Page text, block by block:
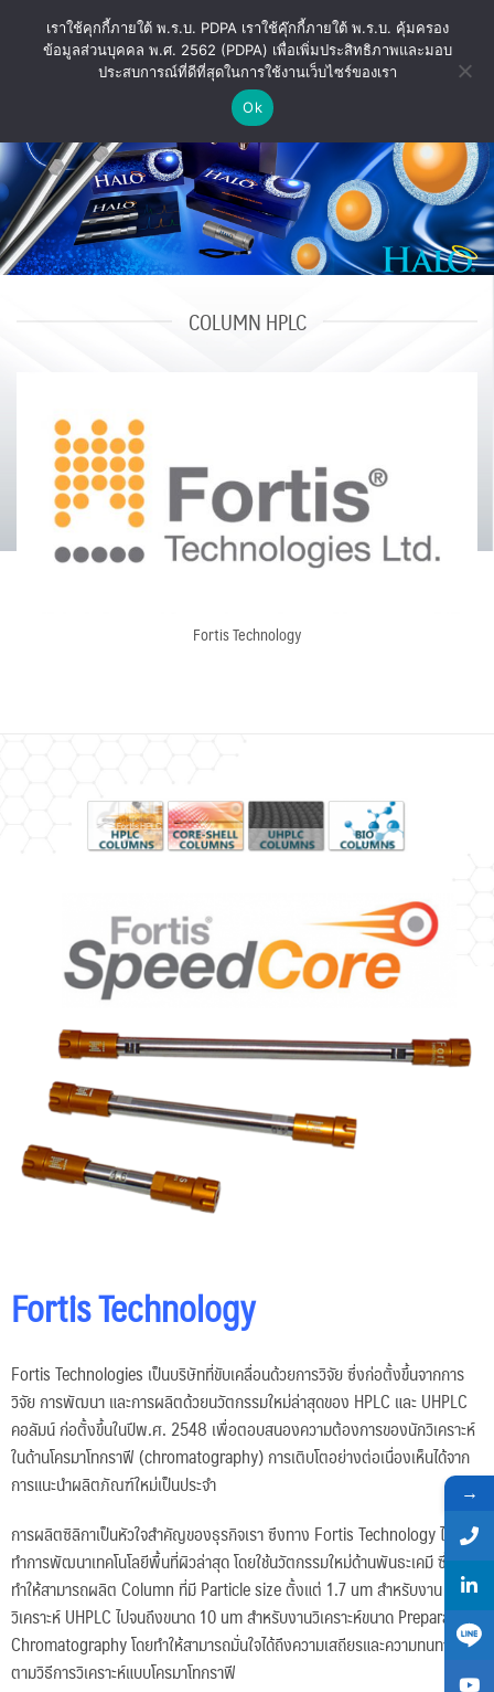
COLUMN HPLC
Fortis Technology
Fortis Technology
Fortis Technologies เป็นบริษัทที่ขับเคลื่อนด้วยการวิจัย ซึ่งก่อตั้งขึ้นจากการ
วิจัย การพัฒนา และการผลิตด้วยนวัตกรรมใหม่ล่าสุดของ HPLC และ UHPLC
คอลัมน์ ก่อตั้งขึ้นในปีพ.ศ. 2548 เพื่อตอบสนองความต้องการของนักวิเคราะห์
ในด้านโครมาโทกราฟี (chromatography) การเติบโตอย่างต่อเนื่องเห็นได้จาก
การแนะนำผลิตภัณฑ์ใหม่เป็นประจำ
การผลิตซิลิกาเป็นหัวใจสำคัญของธุรกิจเรา ซึงทาง Fortis Technology ได้
ทำการพัฒนาเทคโนโลยีพื้นที่ผิวล่าสุด โดยใช้นวัตกรรมใหม่ด้านพันธะเคมี ซึ่ง
ทำให้สามารถผลิต Column ที่มี Particle size ตั้งแต่ 1.7 um สำหรับงาน
วิเคราะห์ UHPLC ไปจนถึงขนาด 10 um สำหรับงานวิเคราะห์ขนาด Preparative
Chromatography โดยทำให้สามารถมั่นใจได้ถึงความเสถียรและความทนทาน
ตามวิธีการวิเคราะห์แบบโครมาโทกราฟี
→
เราใช้คุกกี้ภายใต้ พ.ร.บ. PDPA เราใช้คุ๊กกี้ภายใต้ พ.ร.บ. คุ้มครอง
ข้อมูลส่วนบุคคล พ.ศ. 2562 (PDPA) เพื่อเพิ่มประสิทธิภาพและมอบ
ประสบการณ์ที่ดีที่สุดในการใช้งานเว็บไซร์ของเรา
Ok